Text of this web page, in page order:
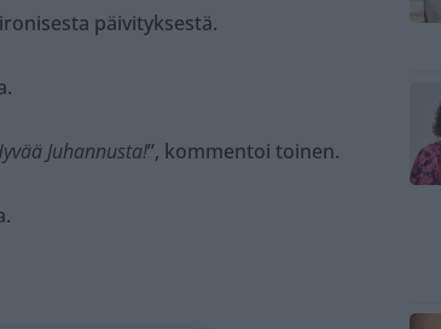
päivityksestä.
Juhannusta!”, kommentoi toinen.